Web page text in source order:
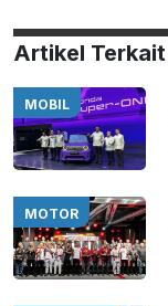
Artikel Terkait
MOBIL
MOTOR